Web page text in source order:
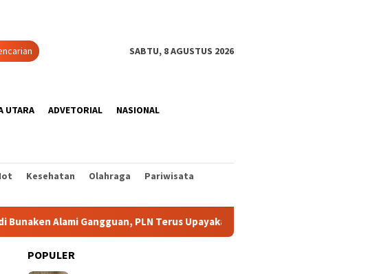
SABTU, 8 AGUSTUS 2026
UTARA ADVETORIAL NASIONAL
Kesehatan Olahraga
Pariwisata
Gangguan, PLN Terus Upayakan Pemulihan
POPULER